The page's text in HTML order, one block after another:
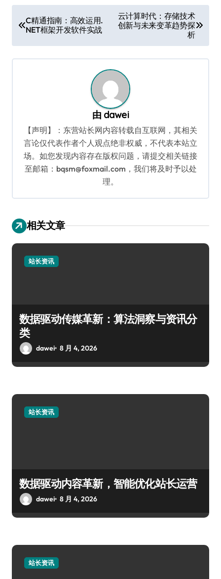
章
导
航
C精通指南：高效运用.
NET框架开发软件实战
云计算时代：存储技术
创新与未来变革趋势探
析
由 dawei
【声明】：东营站长网内容转载自互联网，其相关
言论仅代表作者个人观点绝非权威，不代表本站立
场。如您发现内容存在版权问题，请提交相关链接
至邮箱：bqsm@foxmail.com，我们将及时予以处
理。
相关文章
站长资讯
数据驱动传媒革新：算法洞察与资讯分
类
dawei 8 月 4, 2026
站长资讯
数据驱动内容革新，智能优化站长运营
dawei 8 月 4, 2026
站长资讯